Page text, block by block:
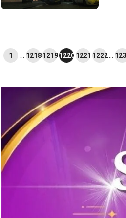
1 121812191220 1221 1222…